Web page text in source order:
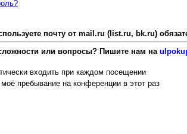
почту от mail.ru (list.ru, bk.ru)
или вопросы? Пишите нам на
входить при каждом посещении
пребывание на конференции в этот раз